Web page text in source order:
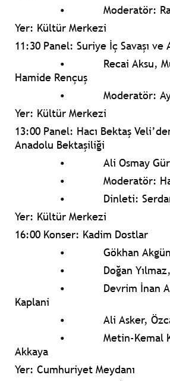
•
Moderatör:
Yer: Kültür Merkezi
11:30 Panel: Suriye İç Savaşı ve
•
Recai Aksu,
Hamide Rençuş
•
Moderatör:
Yer: Kültür Merkezi
13:00 Panel: Hacı Bektaş
Anadolu Bektaşiliği
•
Ali Osmay
•
Moderatör:
•
Dinleti:
Yer: Kültür Merkezi
16:00 Konser: Kadim Dostlar
•
Gökhan
•
Doğan
•
Devrim İnan
Kaplani
•
Ali Asker,
•
Metin-Kemal
Akkaya
Yer: Cumhuriyet Meydanı